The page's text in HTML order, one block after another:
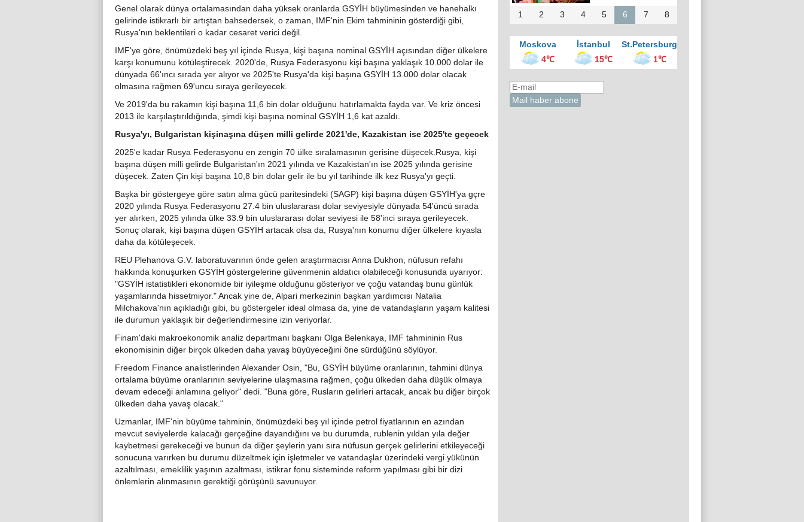
Genel olarak dünya ortalamasından daha yüksek oranlarda GSYİH büyümesinden ve hanehalkı
gelirinde istikrarlı bir artıştan bahsedersek, o zaman, IMF'nin Ekim tahmininin gösterdiği gibi,
Rusya'nın beklentileri o kadar cesaret verici değil.
IMF'ye göre, önümüzdeki beş yıl içinde Rusya, kişi başına nominal GSYİH açısından diğer ülkelere
karşı konumunu kötüleştirecek. 2020'de, Rusya Federasyonu kişi başına yaklaşık 10.000 dolar ile
dünyada 66'ıncı sırada yer alıyor ve 2025'te Rusya'da kişi başına GSYİH 13.000 dolar olacak
olmasına rağmen 69'uncu sıraya gerileyecek.
Ve 2019'da bu rakamın kişi başına 11,6 bin dolar olduğunu hatırlamakta fayda var. Ve kriz öncesi
2013 ile karşılaştırıldığında, şimdi kişi başına nominal GSYİH 1,6 kat azaldı.
Rusya'yı, Bulgaristan kişinaşına düşen milli gelirde 2021'de, Kazakistan ise 2025'te geçecek
2025'e kadar Rusya Federasyonu en zengin 70 ülke sıralamasının gerisine düşecek.Rusya, kişi
başına düşen milli gelirde Bulgaristan'ın 2021 yılında ve Kazakistan'ın ise 2025 yılında gerisine
düşecek. Zaten Çin kişi başına 10,8 bin dolar gelir ile bu yıl tarihinde ilk kez Rusya'yı geçti.
Başka bir göstergeye göre satın alma gücü paritesindeki (SAGP) kişi başına düşen GSYİH'ya gçre
2020 yılında Rusya Federasyonu 27.4 bin uluslararası dolar seviyesiyle dünyada 54'üncü sırada
yer alırken, 2025 yılında ülke 33.9 bin uluslararası dolar seviyesi ile 58'inci sıraya gerileyecek.
Sonuç olarak, kişi başına düşen GSYİH artacak olsa da, Rusya'nın konumu diğer ülkelere kıyasla
daha da kötüleşecek.
REU Plehanova G.V. laboratuvarının önde gelen araştırmacısı Anna Dukhon, nüfusun refahı
hakkında konuşurken GSYİH göstergelerine güvenmenin aldatıcı olabileceği konusunda uyarıyor:
"GSYİH istatistikleri ekonomide bir iyileşme olduğunu gösteriyor ve çoğu vatandaş bunu günlük
yaşamlarında hissetmiyor." Ancak yine de, Alpari merkezinin başkan yardımcısı Natalia
Milchakova'nın açıkladığı gibi, bu göstergeler ideal olmasa da, yine de vatandaşların yaşam kalitesi
ile durumun yaklaşık bir değerlendirmesine izin veriyorlar.
Finam'daki makroekonomik analiz departmanı başkanı Olga Belenkaya, IMF tahmininin Rus
ekonomisinin diğer birçok ülkeden daha yavaş büyüyeceğini öne sürdüğünü söylüyor.
Freedom Finance analistlerinden Alexander Osin, "Bu, GSYİH büyüme oranlarının, tahmini dünya
ortalama büyüme oranlarının seviyelerine ulaşmasına rağmen, çoğu ülkeden daha düşük olmaya
devam edeceği anlamına geliyor" dedi. "Buna göre, Rusların gelirleri artacak, ancak bu diğer birçok
ülkeden daha yavaş olacak."
Uzmanlar, IMF'nin büyüme tahminin, önümüzdeki beş yıl içinde petrol fiyatlarının en azından
mevcut seviyelerde kalacağı gerçeğine dayandığını ve bu durumda, rublenin yıldan yıla değer
kaybetmesi gerekeceği ve bunun da diğer şeylerin yanı sıra nüfusun gerçek gelirlerini etkileyeceği
sonucuna varırken bu durumu düzeltmek için işletmeler ve vatandaşlar üzerindeki vergi yükünün
azaltılması, emeklilik yaşının azaltması, istikrar fonu sisteminde reform yapılması gibi bir dizi
önlemlerin alınmasının gerektiği görüşünü savunuyor.
1 2 3 4 5 6 7 8
Moskova İstanbul
St.Petersburg
4℃
15℃ 1℃